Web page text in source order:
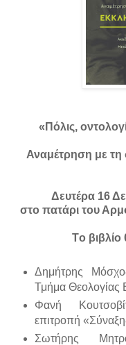
«Πόλις,
Αναμέτρηση με
Δευτέρα 16
στο πατάρι του
Τo
Δημήτρης
Τμήμα
Φανή
επιτροπή
Σωτήρης